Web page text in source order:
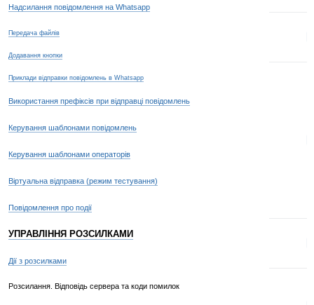
Надсилання повідомлення на Whatsapp
Передача файлів
Додавання кнопки
Приклади відправки повідомлень в Whatsapp
Використання префіксів при відправці повідомлень
Керування шаблонами повідомлень
Керування шаблонами операторів
Віртуальна відправка (режим тестування)
Повідомлення про події
УПРАВЛІННЯ РОЗСИЛКАМИ
Дії з розсилками
Розсилання. Відповідь сервера та коди помилок